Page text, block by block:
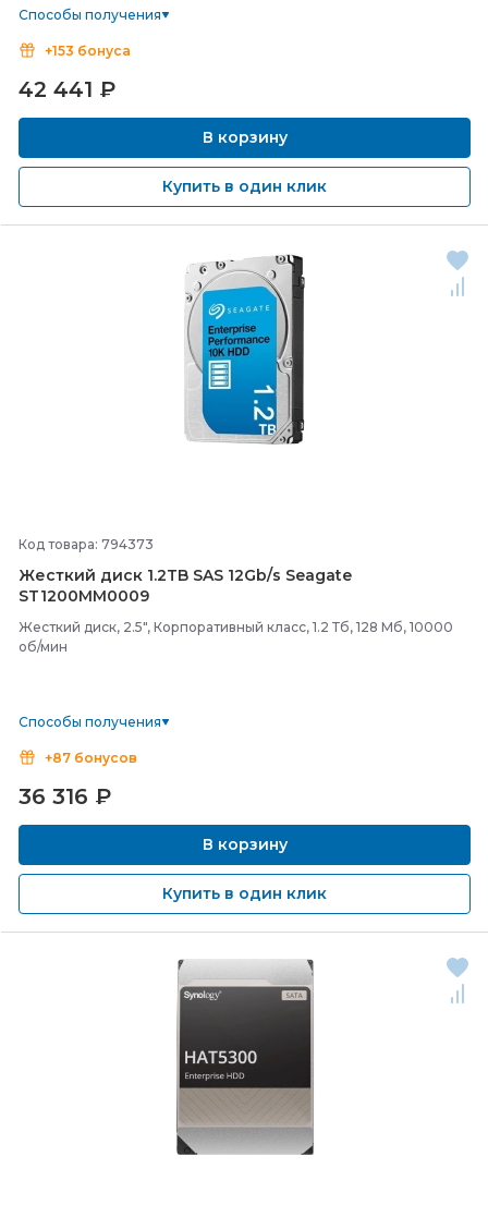
Способы получения
+153 бонуса
42 441 ₽
В корзину
Купить в один клик
Код товара: 794373
Жесткий диск 1.2TB SAS 12Gb/s Seagate
ST1200MM0009
Жесткий диск, 2.5", Корпоративный класс, 1.2 Тб, 128 Мб, 10000
об/мин
Способы получения
+87 бонусов
36 316 ₽
В корзину
Купить в один клик